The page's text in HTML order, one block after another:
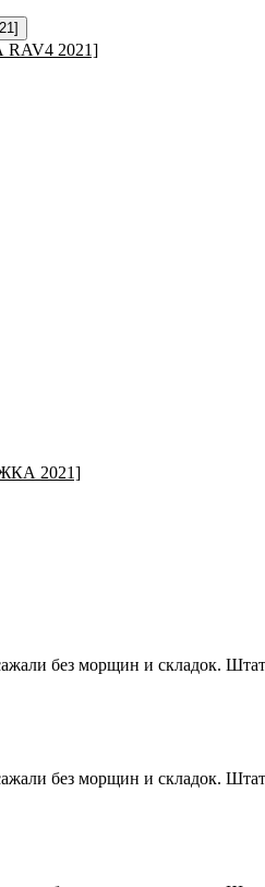
RAV4 2021]
2021]
без морщин и складок.
без морщин и складок.